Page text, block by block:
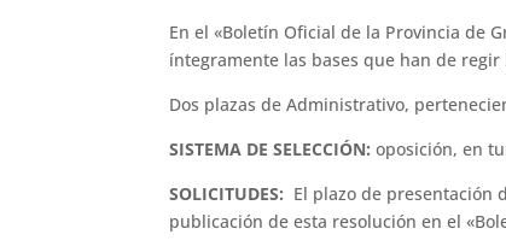
En el «Boletín Oficial de la Provincia de
íntegramente las bases que han de
Dos plazas de Administrativo,
SISTEMA DE SELECCIÓN: oposición, en
SOLICITUDES: El plazo de presentación
publicación de esta resolución en el